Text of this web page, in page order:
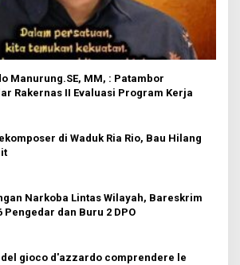
Manurung.SE, MM, : Patambor
Rakernas II Evaluasi Program Kerja
di Waduk Ria Rio, Bau Hilang
Narkoba Lintas Wilayah, Bareskrim
Pengedar dan Buru 2 DPO
gioco d'azzardo comprendere le